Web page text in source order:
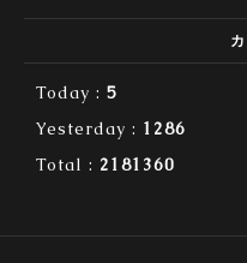
Today : 5
Yesterday : 1286
Total : 2181360